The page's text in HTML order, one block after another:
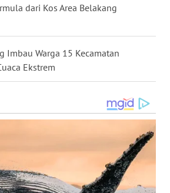
dari Kos Area Belakang
Imbau Warga 15 Kecamatan
Ekstrem